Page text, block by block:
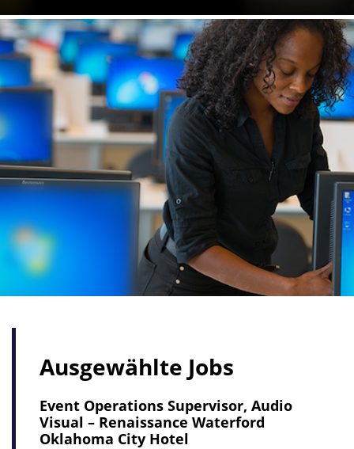
Ausgewählte Jobs
Event Operations Supervisor, Audio
Visual – Renaissance Waterford
Oklahoma City Hotel